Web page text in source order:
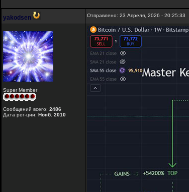
yakodsen Отправлено: 23 Апреля, 2026 - 20:25:33
Super Member
Сообщений всего: 2486
Дата рег-ции: Нояб. 2010